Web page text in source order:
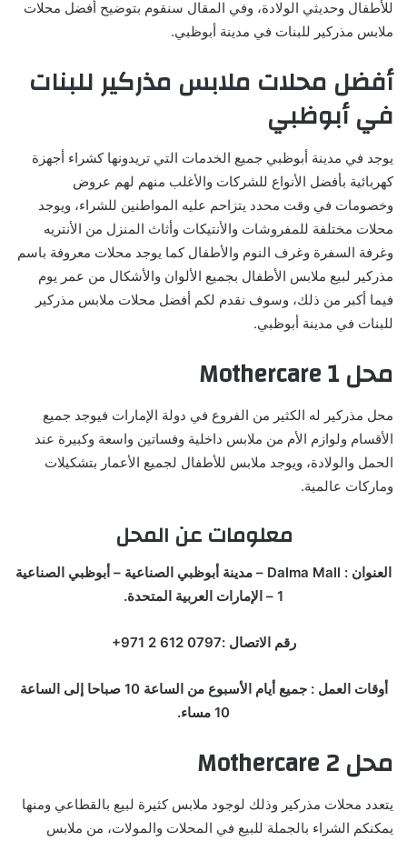
للأطفال وحديثي الولادة، وفي المقال سنقوم بتوضيح أفضل محلات
ملابس مذركير للبنات في مدينة أبوظبي.
أفضل محلات ملابس مذركير للبنات
في أبوظبي
يوجد في مدينة أبوظبي جميع الخدمات التي تريدونها كشراء أجهزة
كهربائية بأفضل الأنواع للشركات والأغلب منهم لهم عروض
وخصومات في وقت محدد يتزاحم عليه المواطنين للشراء، ويوجد
محلات مختلفة للمفروشات والأنتيكات وأثاث المنزل من الأنتريه
وغرفة السفرة وغرف النوم والأطفال كما يوجد محلات معروفة باسم
مذركير لبيع ملابس الأطفال بجميع الألوان والأشكال من عمر يوم
فيما أكبر من ذلك، وسوف نقدم لكم أفضل محلات ملابس مذركير
للبنات في مدينة أبوظبي.
محل Mothercare 1
محل مذركير له الكثير من الفروع في دولة الإمارات فيوجد جميع
الأقسام ولوازم الأم من ملابس داخلية وفساتين واسعة وكبيرة عند
الحمل والولادة، ويوجد ملابس للأطفال لجميع الأعمار بتشكيلات
وماركات عالمية.
معلومات عن المحل
العنوان : Dalma Mall – مدينة أبوظبي الصناعية – أبوظبي الصناعية
1 – الإمارات العربية المتحدة.
رقم الاتصال :‏‪+971 2 612 0797‬‏‬
أوقات العمل : جميع أيام الأسبوع من الساعة 10 صباحا إلى الساعة
10 مساء.
محل Mothercare 2
يتعدد محلات مذركير وذلك لوجود ملابس كثيرة لبيع بالقطاعي ومنها
يمكنكم الشراء بالجملة للبيع في المحلات والمولات، من ملابس